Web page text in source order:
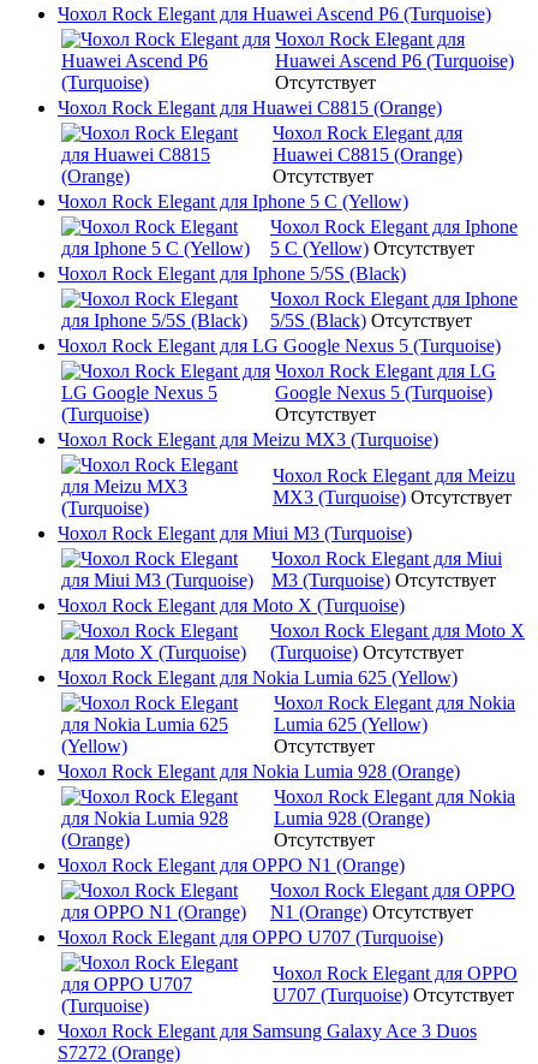
Чохол Rock Elegant для Huawei Ascend P6 (Turquoise)
Чохол Rock Elegant для
Huawei Ascend P6 (Turquoise)
Отсутствует
Чохол Rock Elegant для Huawei C8815 (Orange)
Чохол Rock Elegant для
Huawei C8815 (Orange)
Отсутствует
Чохол Rock Elegant для Iphone 5 C (Yellow)
Чохол Rock Elegant для Iphone
5 C (Yellow) Отсутствует
Чохол Rock Elegant для Iphone 5/5S (Black)
Чохол Rock Elegant для Iphone
5/5S (Black) Отсутствует
Чохол Rock Elegant для LG Google Nexus 5 (Turquoise)
Чохол Rock Elegant для LG
Google Nexus 5 (Turquoise)
Отсутствует
Чохол Rock Elegant для Meizu MX3 (Turquoise)
Чохол Rock Elegant для Meizu
MX3 (Turquoise) Отсутствует
Чохол Rock Elegant для Miui M3 (Turquoise)
Чохол Rock Elegant для Miui
M3 (Turquoise) Отсутствует
Чохол Rock Elegant для Moto X (Turquoise)
Чохол Rock Elegant для Moto X
(Turquoise) Отсутствует
Чохол Rock Elegant для Nokia Lumia 625 (Yellow)
Чохол Rock Elegant для Nokia
Lumia 625 (Yellow)
Отсутствует
Чохол Rock Elegant для Nokia Lumia 928 (Orange)
Чохол Rock Elegant для Nokia
Lumia 928 (Orange)
Отсутствует
Чохол Rock Elegant для OPPO N1 (Orange)
Чохол Rock Elegant для OPPO
N1 (Orange) Отсутствует
Чохол Rock Elegant для OPPO U707 (Turquoise)
Чохол Rock Elegant для OPPO
U707 (Turquoise) Отсутствует
Чохол Rock Elegant для Samsung Galaxy Ace 3 Duos
S7272 (Orange)